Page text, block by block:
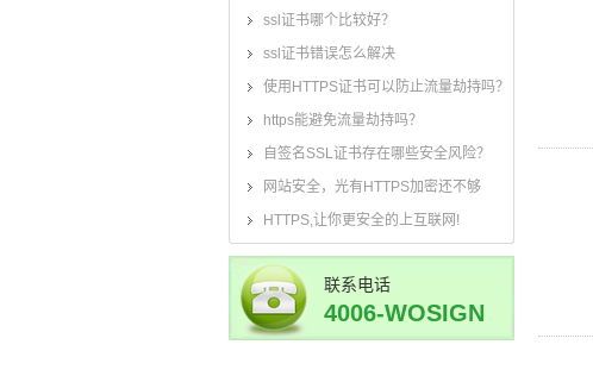
ssl证书哪个比较好？
ssl证书错误怎么解决
使用HTTPS证书可以防止流量劫持吗？
https能避免流量劫持吗？
自签名SSL证书存在哪些安全风险？
网站安全，光有HTTPS加密还不够
HTTPS,让你更安全的上互联网!
联系电话
4006-WOSIGN
(4006-967-446)